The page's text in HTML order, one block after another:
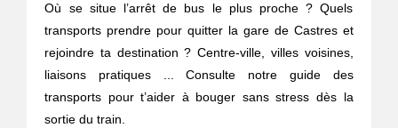
Où se situe l’arrêt de bus le plus proche ? Quels
transports prendre pour quitter la gare de Castres et
rejoindre ta destination ? Centre-ville, villes voisines,
liaisons pratiques ... Consulte notre guide des
transports pour t’aider à bouger sans stress dès la
sortie du train.